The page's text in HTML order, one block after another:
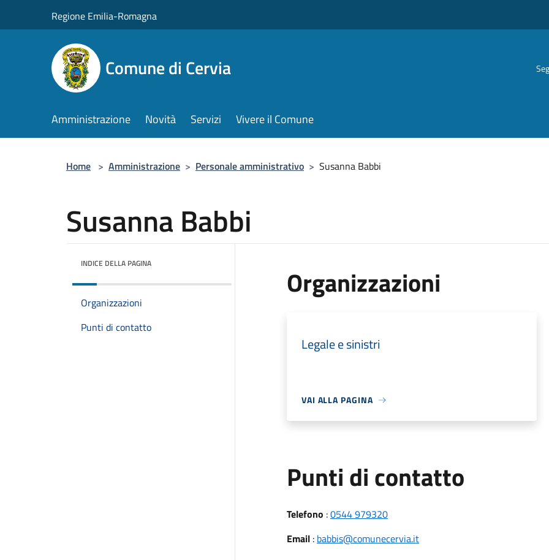
Regione Emilia-Romagna
Comune di Cervia
Amministrazione Novità Servizi Vivere il Comune
Home > Amministrazione > Personale amministrativo > Susanna Babbi
Susanna Babbi
INDICE DELLA PAGINA
Organizzazioni
Punti di contatto
Organizzazioni
Legale e sinistri
VAI ALLA PAGINA
Punti di contatto
Telefono :0544 979320
Email: babbis@comunecervia.it